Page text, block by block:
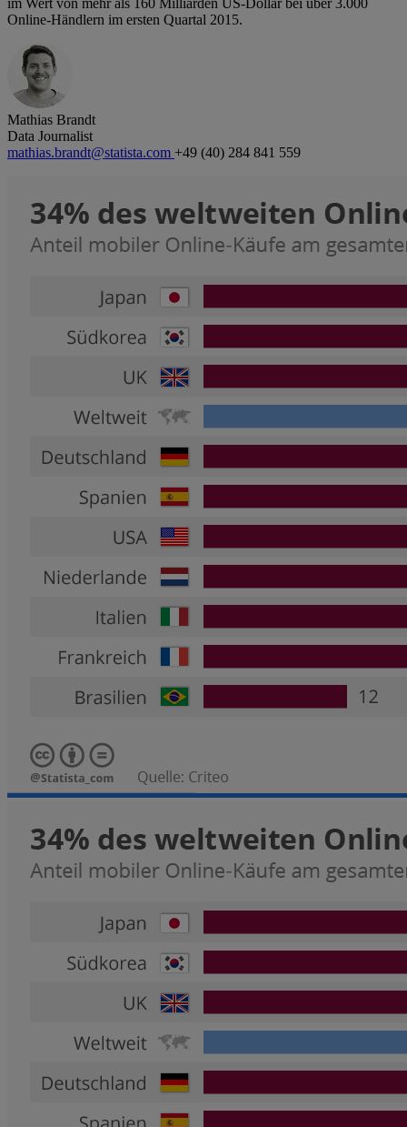
im Wert von mehr als 160 Milliarden US-Dollar bei über 3.000
Online-Händlern im ersten Quartal 2015.
Mathias Brandt
Data Journalist
mathias.brandt@statista.com +49 (40) 284 841 559